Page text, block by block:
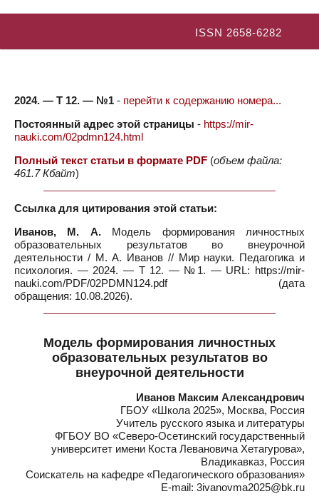
ISSN 2658-6282
2024. — Т 12. — №1 - перейти к содержанию номера...
Постоянный адрес этой страницы - https://mir-
nauki.com/02pdmn124.html
Полный текст статьи в формате PDF (объем файла:
461.7 Кбайт)
Ссылка для цитирования этой статьи:
Иванов, М. А.Модель формирования личностных
образовательных результатов во внеурочной
деятельности / М. А. Иванов // Мир науки. Педагогика и
психология. — 2024. — Т 12. — №1. — URL: https://mir-
nauki.com/PDF/02PDMN124.pdf (дата
обращения: 10.08.2026).
Модель формирования личностных
образовательных результатов во
внеурочной деятельности
Иванов Максим Александрович
ГБОУ «Школа 2025», Москва, Россия
Учитель русского языка и литературы
ФГБОУ ВО «Северо-Осетинский государственный
университет имени Коста Левановича Хетагурова»,
Владикавказ, Россия
Соискатель на кафедре «Педагогического образования»
E-mail: 3ivanovma2025@bk.ru